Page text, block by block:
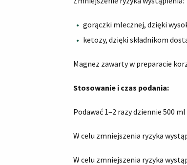
gorączki mlecznej, dzięki
ketozy, dzięki składnikom
Magnez zawarty w preparacie
Stosowanie i czas podania:
Podawać 1–2 razy dziennie 500
W celu zmniejszenia ryzyka
W celu zmniejszenia ryzyka